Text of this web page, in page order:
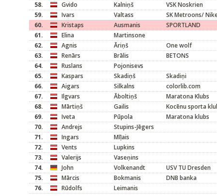
58.
Gvido Kalniņš
VSK Noskrien
59.
Ivars Valtass
SK Metroons/
60.
Kristaps Ausmanis
SPORTLAND
61.
Elina
Martinsone
62.
Agnis Āriņš
One wolf
63.
Renārs Brālis
BETONS
64.
Ruslans
Pojonisevs
65.
Kaspars Skadiņš
Skadiņi
66.
Aigars Silkalns
colorlib.com
67.
Ilgvars Āboltiņš
Maratona Klubs
68.
Mārtiņš Gailis
Kocēnu sporta
69.
Iveta Pūpola
Maratona klubs
70.
Andrejs
Stupins-Jēgers
71.
Ingars
Mīļais
72.
Vents
Lupkins
73.
Valerijs
Vaseņins
74.
John Volkenandt
USV TU Dresden
75.
Mārcis Bokmanis
DNB banka
76.
Rūdolfs
Leimanis